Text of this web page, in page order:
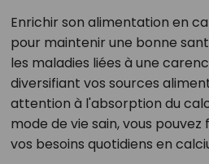
Enrichir son alimentation en
pour maintenir une bonne
les maladies liées à une
diversifiant vos sources
attention à l'absorption du
mode de vie sain, vous
vos besoins quotidiens en